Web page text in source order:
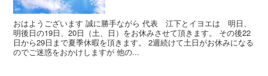
おはようございます 誠に勝手ながら 代表 江下とイヨエは 明日、
明後日の19日、20日（土、日）をお休みさせて頂きます。 その後22
日から29日まで夏季休暇を頂きます。 2週続けて土日がお休みになる
のでご迷惑をおかけしますが 他の...